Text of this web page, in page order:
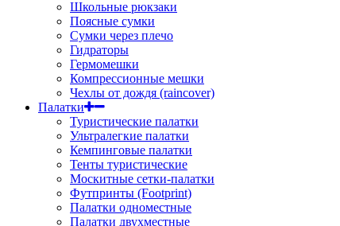
Школьные рюкзаки
Поясные сумки
Сумки через плечо
Гидраторы
Гермомешки
Компрессионные мешки
Чехлы от дождя (raincover)
Палатки
Туристические палатки
Ультралегкие палатки
Кемпинговые палатки
Тенты туристические
Москитные сетки-палатки
Футпринты (Footprint)
Палатки одноместные
Палатки двухместные